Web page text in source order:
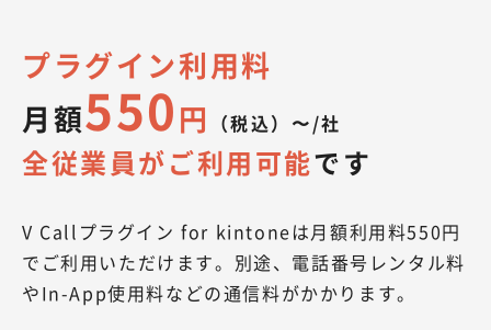
プラグイン利用料
月額550円 （税込）〜/社
全従業員がご利用可能です
V Callプラグイン for kintoneは月額利用料550円
でご利用いただけます。別途、電話番号レンタル料
やIn-App使用料などの通信料がかかります。